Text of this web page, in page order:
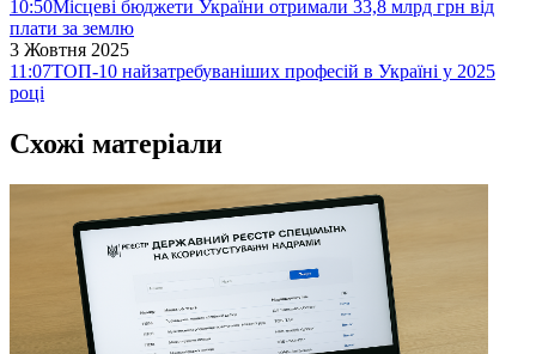
10:50Місцеві бюджети України отримали 33,8 млрд грн від
плати за землю
3 Жовтня 2025
11:07ТОП-10 найзатребуваніших професій в Україні у 2025
році
Схожі матеріали